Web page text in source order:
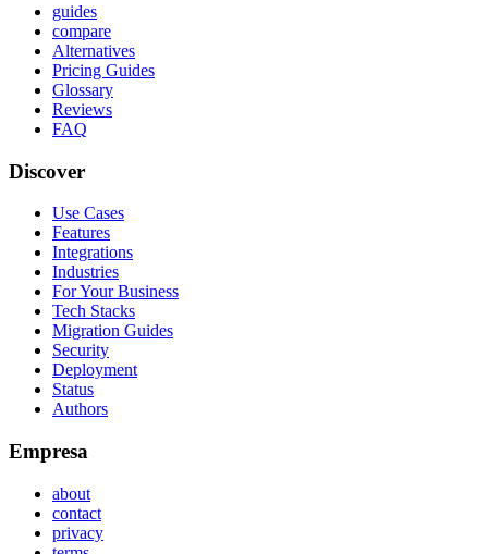
guides
compare
Alternatives
Pricing Guides
Glossary
Reviews
FAQ
Discover
Use Cases
Features
Integrations
Industries
For Your Business
Tech Stacks
Migration Guides
Security
Deployment
Status
Authors
Empresa
about
contact
privacy